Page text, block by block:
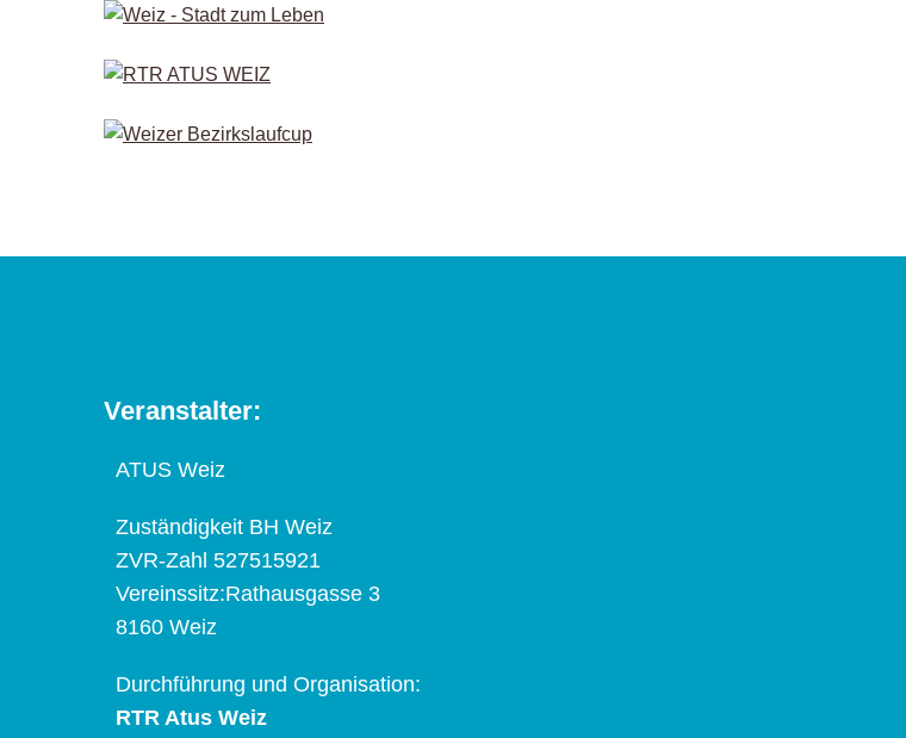
Veranstalter:
ATUS Weiz
Zuständigkeit BH Weiz
ZVR-Zahl 527515921
Vereinssitz:Rathausgasse 3
8160 Weiz
Durchführung und Organisation:
RTR Atus Weiz